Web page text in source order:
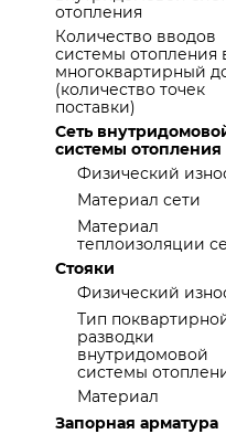
отопления
Количество вводов
системы отопления
многоквартирный
(количество точек
поставки)
Сеть
системы отопления
Физический
Материал сети
Материал
теплоизоляции
Стояки
Физический
Тип
разводки
внутридомовой
системы
Материал
Запорная арматура